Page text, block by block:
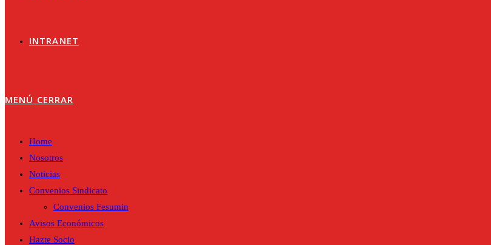
INTRANET
MENÚ CERRAR
Home
Nosotros
Noticias
Convenios Sindicato
Convenios Fesumin
Avisos Económicos
Hazte Socio